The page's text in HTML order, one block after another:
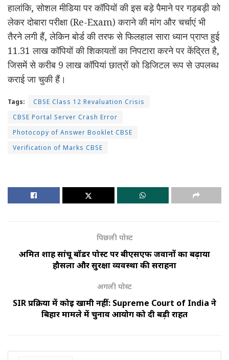
हालांकि, सोशल मीडिया पर कॉपियों की इस बड़े पैमाने पर गड़बड़ी को
लेकर दोबारा परीक्षा (Re-Exam) कराने की मांग और चर्चाएं भी
तैरने लगी हैं, लेकिन बोर्ड की तरफ से फिलहाल सारा ध्यान प्राप्त हुई
11.31 लाख कॉपियों की शिकायतों का निपटारा करने पर केंद्रित है,
जिसमें से करीब 9 लाख कॉपियां छात्रों को डिजिटल रूप से उपलब्ध
कराई जा चुकी हैं।
Tags:
CBSE Class 12 Revaluation Crisis
CBSE Portal Server Crash Error
Photocopy of Answer Booklet CBSE
Verification of Marks CBSE
पिछली पोस्ट
अमित शाह सांचू बॉर्डर पोस्ट पर बीएसएफ जवानों का बढ़ाया
हौसला और सुरक्षा व्यवस्था की सराहना
अगली पोस्ट
SIR प्रक्रिया में कोई खामी नहीं: Supreme Court of India ने
बिहार मामले में चुनाव आयोग को दी बड़ी राहत